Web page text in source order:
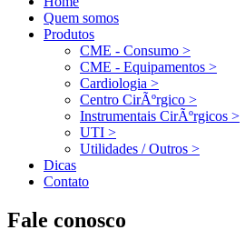
Quem somos
Produtos
CME - Consumo >
CME - Equipamentos >
Cardiologia >
Centro CirÃºrgico >
Instrumentais CirÃºrgicos >
UTI >
Utilidades / Outros >
Dicas
Contato
Fale conosco